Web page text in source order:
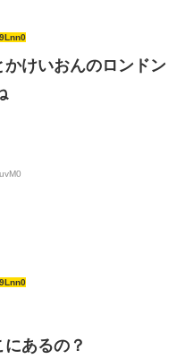
けいおんのロンドン
あるの？